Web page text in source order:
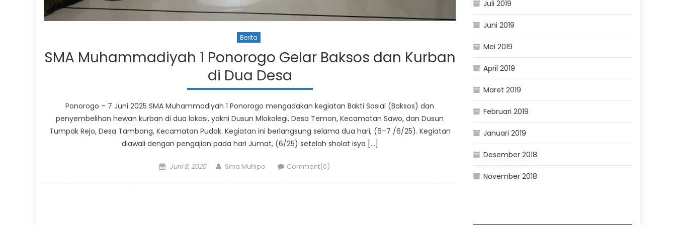
Berita
SMA Muhammadiyah 1 Ponorogo Gelar Baksos dan Kurban
di Dua Desa
Ponorogo – 7 Juni 2025 SMA Muhammadiyah 1 Ponorogo mengadakan kegiatan Bakti Sosial (Baksos) dan
penyembelihan hewan kurban di dua lokasi, yakni Dusun Mlokolegi, Desa Temon, Kecamatan Sawo, dan Dusun
Tumpak Rejo, Desa Tambang, Kecamatan Pudak. Kegiatan ini berlangsung selama dua hari, (6–7 /6/25). Kegiatan
diawali dengan pengajian pada hari Jumat, (6/25) setelah sholat isya […]
Posted
Juni 8, 2025 Author
Sma Muhipo Comment(0)
Juli 2019
Juni 2019
Mei 2019
April 2019
Maret 2019
Februari 2019
Januari 2019
Desember 2018
November 2018